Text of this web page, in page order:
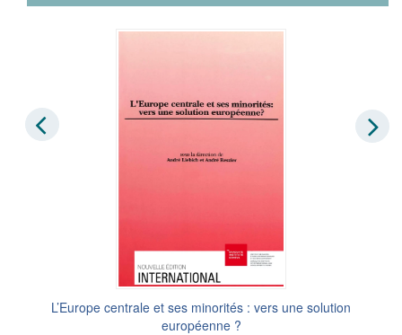
L’Europe centrale et ses minorités : vers une solution
européenne ?